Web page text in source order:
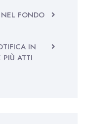
FONDO
IN
ATTI